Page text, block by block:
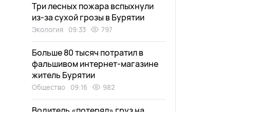
Три лесных пожара вспыхнули
из-за сухой грозы в Бурятии
Экология 09:33 797
Больше 80 тысяч потратил в
фальшивом интернет-магазине
житель Бурятии
Общество 09:16 982
Водитель «потерял» груз на